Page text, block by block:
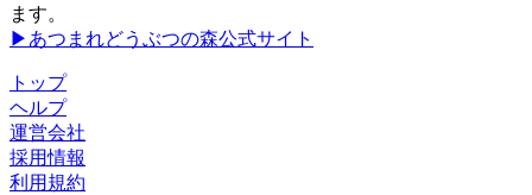
ます。
▶あつまれどうぶつの森公式サイト
トップ
ヘルプ
運営会社
採用情報
利用規約